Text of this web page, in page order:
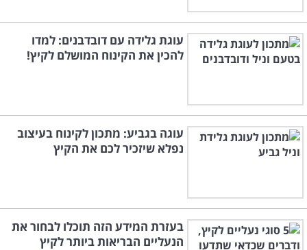
עוגת גלידה עם דובדבנים: למדו
להכין את הקינוח המושלם לקיץ!
עוגה בגביע: מתכון לקינוח בעיצוב
נפלא שיזכיר לכם את הקיץ
בעזרת המידע הזה תוכלו לבחור את
הנעליים הבריאות ביותר לקיץ